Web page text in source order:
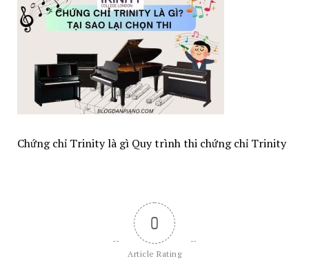
Chứng chỉ Trinity là gì Quy trình thi chứng chỉ Trinity
0
Article Rating